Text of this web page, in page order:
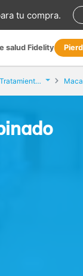
tu compra.
salud Fidelity
Sesión de Fisioterapia. Tratamiento combinado